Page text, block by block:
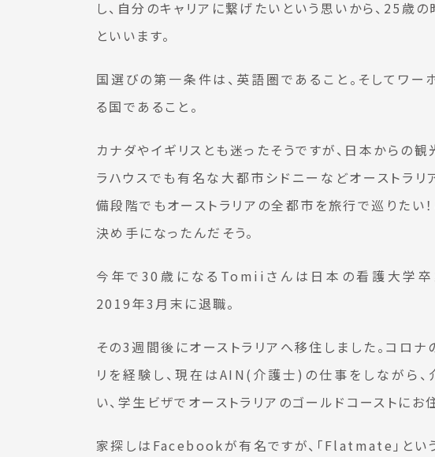
し、自分のキャリアに繋げたいという思いから、25歳
といいます。
国選びの第一条件は、英語圏であること。そしてワー
る国であること。
カナダやイギリスとも迷ったそうですが、日本からの
ラハウスでも有名な大都市シドニーなどオーストラリ
備段階でもオーストラリアの全都市を旅行で巡りたい
決め手になったんだそう。
今年で30歳になるTomiiさんは日本の看護大学卒
2019年3月末に退職。
その3週間後にオーストラリアへ移住しました。コロ
リを経験し、現在はAIN(介護士)の仕事をしながら
い、学生ビザでオーストラリアのゴールドコーストにお
家探しはFacebookが有名ですが、「Flatmate」とい